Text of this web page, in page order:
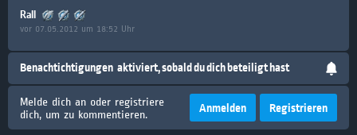
Rall
vor 07.05.2012 um 18:52 Uhr
Benachtichtigungen aktiviert, sobald du dich beteiligt hast
Melde dich an oder registriere
dich, um zu kommentieren.
Anmelden Registrieren